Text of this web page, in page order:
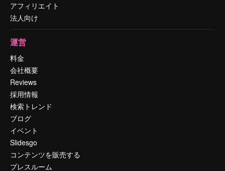
アフィリエイト
法人向け
運営
料金
会社概要
Reviews
採用情報
検索トレンド
ブログ
イベント
Slidesgo
コンテンツを販売する
プレスルーム